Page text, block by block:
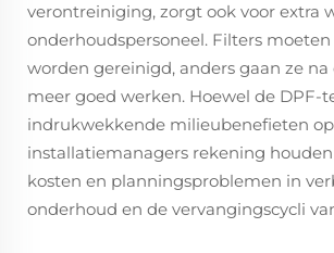
verontreiniging, zorgt ook voor extra
onderhoudspersoneel. Filters
worden gereinigd, anders gaan ze
meer goed werken. Hoewel de DPF-
indrukwekkende milieubenefieten
installatiemanagers rekening
kosten en planningsproblemen in
onderhoud en de vervangingscycli